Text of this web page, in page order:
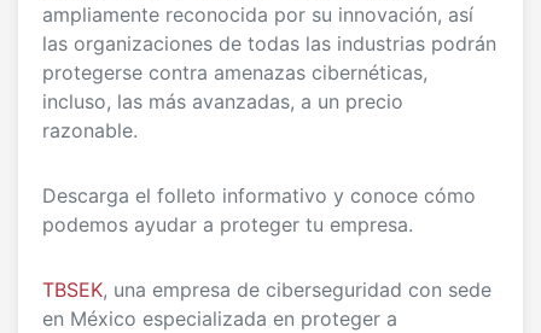
ampliamente reconocida por su innovación, así
las organizaciones de todas las industrias podrán
protegerse contra amenazas cibernéticas,
incluso, las más avanzadas, a un precio
razonable.
Descarga el folleto informativo y conoce cómo
podemos ayudar a proteger tu empresa.
TBSEK, una empresa de ciberseguridad con sede
en México especializada en proteger a